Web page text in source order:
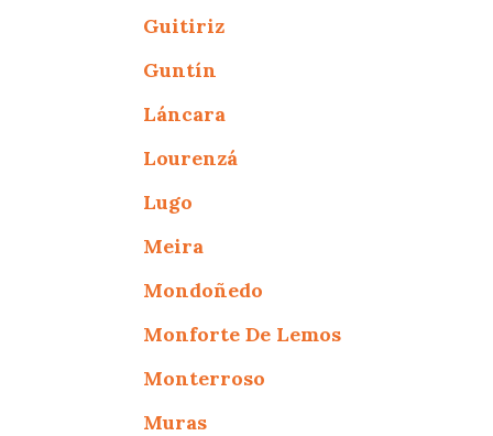
Guitiriz
Guntín
Láncara
Lourenzá
Lugo
Meira
Mondoñedo
Monforte De Lemos
Monterroso
Muras